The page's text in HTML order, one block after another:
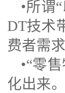
•所谓
DT技术
费者需
•“零
化出来